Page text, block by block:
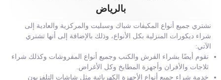
بالرياض
نشتري جميع أنواع المكيفات شباك وسبليت والمركزية والعادية إلى
شراء ديكورات المنزلية بكل الأنواع، وذلك بالإضافة إلى أنها تشتري
الآتي:
نقوم أيضًا بشراء الفرش والكنب وجميع أنواع المفروشات وكذلك شراء
ثلاجات والأفران وأجهزة المطابخ وكل الأغراض.
خدمة شراء جميع أنواع الأجهزة الكهربائية مثل شاشات التلفزيون